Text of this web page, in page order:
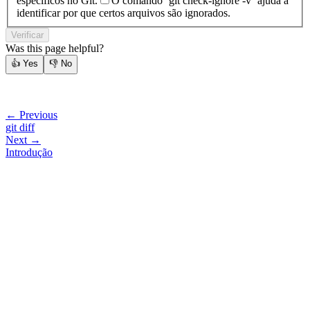
identificar por que certos arquivos são ignorados.
Verificar
Was this page helpful?
👍 Yes 👎 No
← Previous
git diff
Next →
Introdução